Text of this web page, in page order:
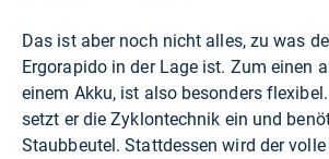
Das ist aber noch nicht alles, zu was
Ergorapido in der Lage ist. Zum einen
einem Akku, ist also besonders
setzt er die Zyklontechnik ein und
Staubbeutel. Stattdessen wird der